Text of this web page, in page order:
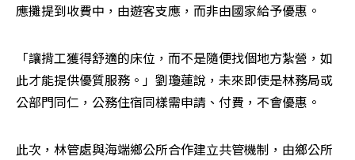
應攤提到收費中，由遊客支應，而非由國家給予優惠。
「讓揹工獲得舒適的床位，而不是隨便找個地方紮營，如
此才能提供優質服務。」劉瓊蓮說，未來即使是林務局或
公部門同仁，公務住宿同樣需申請、付費，不會優惠。
此次，林管處與海端鄉公所合作建立共管機制，由鄉公所